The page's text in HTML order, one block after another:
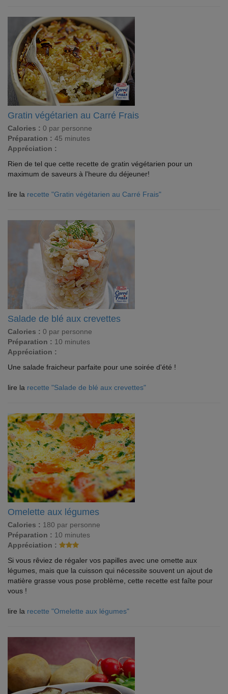
Gratin végétarien au Carré Frais
Calories : 0 par personne
Préparation : 45 minutes
Appréciation :
Rien de tel que cette recette de gratin végétarien pour un
maximum de saveurs à l'heure du déjeuner!
lire la recette "Gratin végétarien au Carré Frais"
Salade de blé aux crevettes
Calories : 0 par personne
Préparation : 10 minutes
Appréciation :
Une salade fraicheur parfaite pour une soirée d'été !
lire la recette "Salade de blé aux crevettes"
Omelette aux légumes
Calories : 180 par personne
Préparation : 10 minutes
Appréciation :
Si vous rêviez de régaler vos papilles avec une omette aux
légumes, mais que la cuisson qui nécessite souvent un ajout de
matière grasse vous pose problème, cette recette est faîte pour
vous !
lire la recette "Omelette aux légumes"